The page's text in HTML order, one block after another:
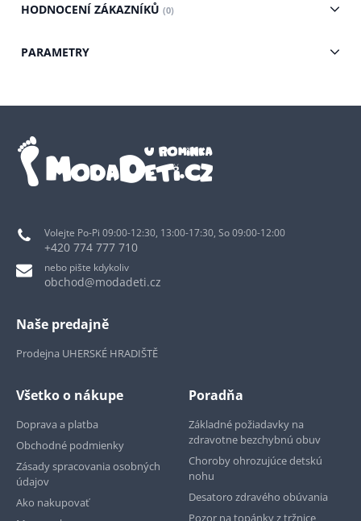
HODNOCENÍ ZÁKAZNÍKŮ (0)
PARAMETRY
Volejte Po-Pi 09:00-12:30, 13:00-17:30, So 09:00-12:00
+420 774 777 710
nebo pište kdykoliv
obchod@modadeti.cz
Naše predajně
Prodejna UHERSKÉ HRADIŠTĚ
Všetko o nákupe
Doprava a platba
Obchodné podmienky
Zásady spracovania osobných
údajov
Ako nakupovať
Poradňa
Základné požiadavky na
zdravotne bezchybnú obuv
Choroby ohrozujúce detskú
nohu
Desatoro zdravého obúvania
Pozor na topánky z tržnice